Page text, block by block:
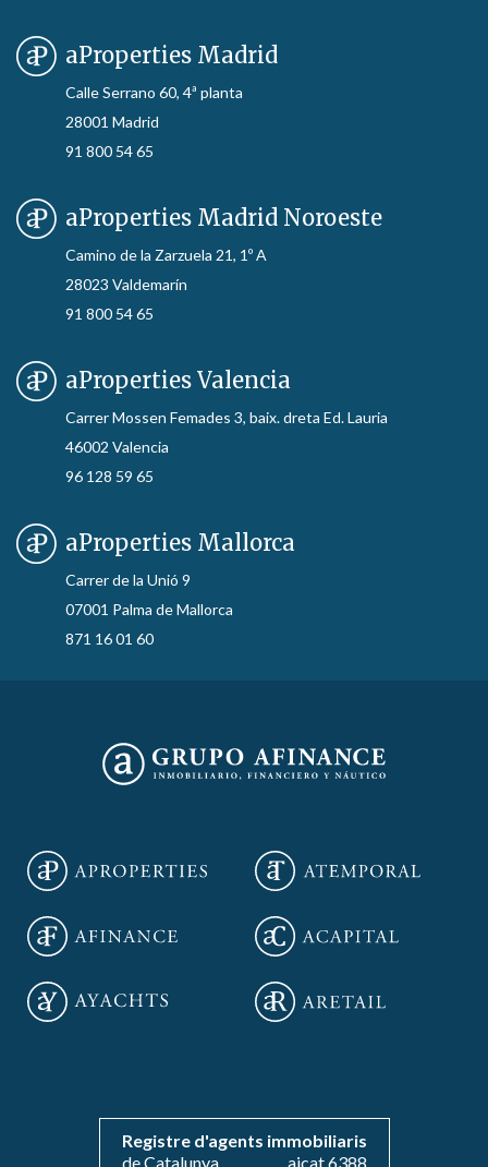
aProperties Madrid
Calle Serrano 60, 4ª planta
28001 Madrid
91 800 54 65
aProperties Madrid Noroeste
Camino de la Zarzuela 21, 1º A
28023 Valdemarín
91 800 54 65
aProperties Valencia
Carrer Mossen Femades 3, baix. dreta Ed. Lauria
46002 Valencia
96 128 59 65
aProperties Mallorca
Carrer de la Unió 9
07001 Palma de Mallorca
871 16 01 60
Registre d'agents immobiliaris
de Catalunya
aicat 6388
Guardar configuració Acceptar totes